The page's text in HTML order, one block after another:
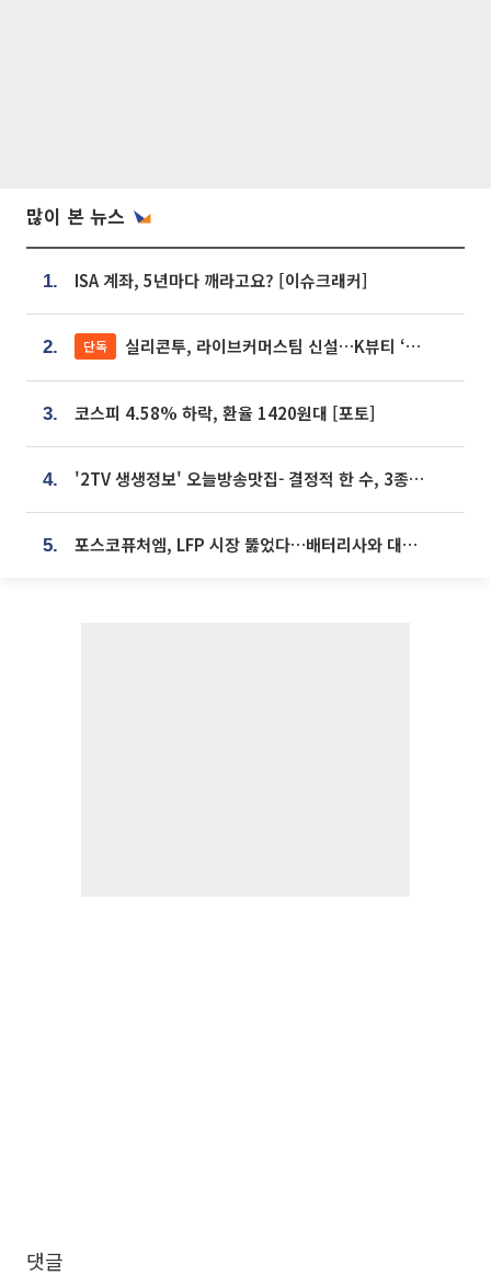
많이 본 뉴스
1. ISA 계좌, 5년마다 깨라고요? [이슈크래커]
2. 단독 실리콘투, 라이브커머스팀 신설…K뷰티 ‘글로벌 판매망’ 확대[K뷰티 라방戰]
3. 코스피 4.58% 하락, 환율 1420원대 [포토]
4. '2TV 생생정보' 오늘방송맛집- 결정적 한 수, 3종 메밀면! 메밀 소바 맛집 '의○○○○'
5. 포스코퓨처엠, LFP 시장 뚫었다…배터리사와 대규모 장기 공급 합의
댓글